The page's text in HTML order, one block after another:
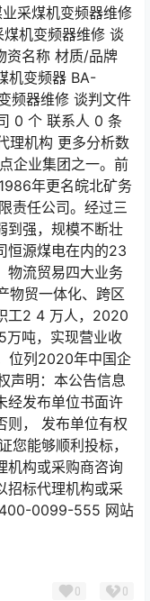
采煤机变频器维修
机变频器维修 谈
资名称 材质/品牌
机变频器 BA-
频器维修 谈判文件
0 个 联系人 0 条
理机构 更多分析数
企业集团之一。前
年更名皖北矿务
责任公司。经过三
到强，规模不断壮
恒源煤电在内的23
物流贸易四大业务
物贸一体化、跨区
工2 4 万人，2020
万吨，实现营业收
位列2020年中国企
声明：本公告信息
经发布单位书面许
则， 发布单位有权
您能够顺利投标，
机构或采购商咨询
招标代理机构或采
400-0099-555 网站
0 0